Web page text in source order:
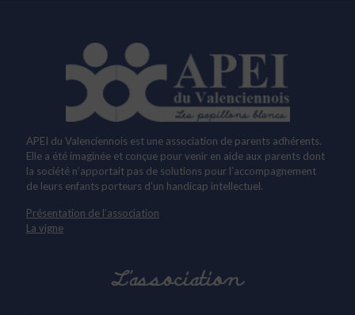
APEI du Valenciennois est une association de parents adhérents.
Elle a été imaginée et conçue pour venir en aide aux parents dont
la société n’apportait pas de solutions pour l’accompagnement
de leurs enfants porteurs d’un handicap intellectuel.
Présentation de l’association
La vigne
L’association